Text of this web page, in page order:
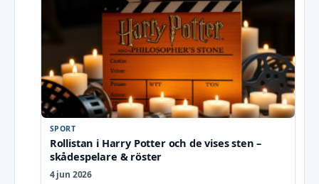
SPORT
Rollistan i Harry Potter och de vises sten –
skådespelare & röster
4 jun 2026